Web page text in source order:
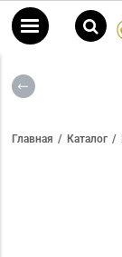
Главная Каталог